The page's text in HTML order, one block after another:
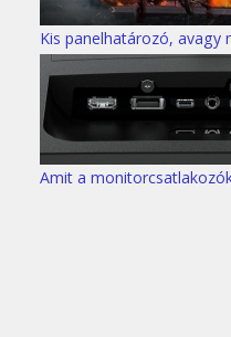
Kis panelhatározó, avagy
Amit a